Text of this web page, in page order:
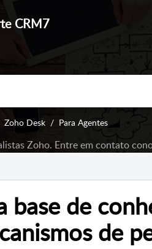
CRM7
Zoho Desk Para Agentes
Zoho. Entre em contato
base de
de